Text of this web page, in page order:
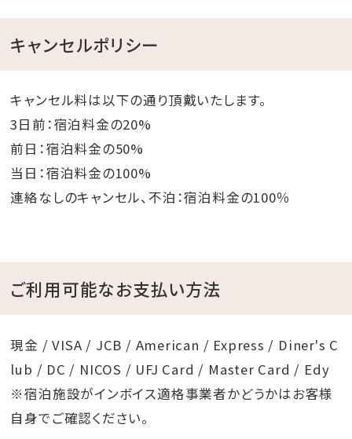
キャンセルポリシー
キャンセル料は以下の通り頂戴いたします。
3日前：宿泊料金の20%
前日：宿泊料金の50%
当日：宿泊料金の100%
連絡なしのキャンセル、不泊：宿泊料金の100％
ご利用可能なお支払い方法
現金 / VISA / JCB / American / Express / Diner's C
lub / DC / NICOS / UFJ Card / Master Card / Edy
※宿泊施設がインボイス適格事業者かどうかはお客様
自身でご確認ください。